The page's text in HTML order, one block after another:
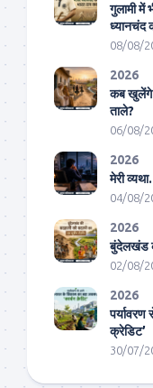
गुलामी में
ध्यानचंद
08/08/
2026
कब खुलेंगे
ताले?
06/08/
2026
मेरी
04/08/
2026
बुंदेलखंड
02/08/
2026
क्रेडिट’
30/07/